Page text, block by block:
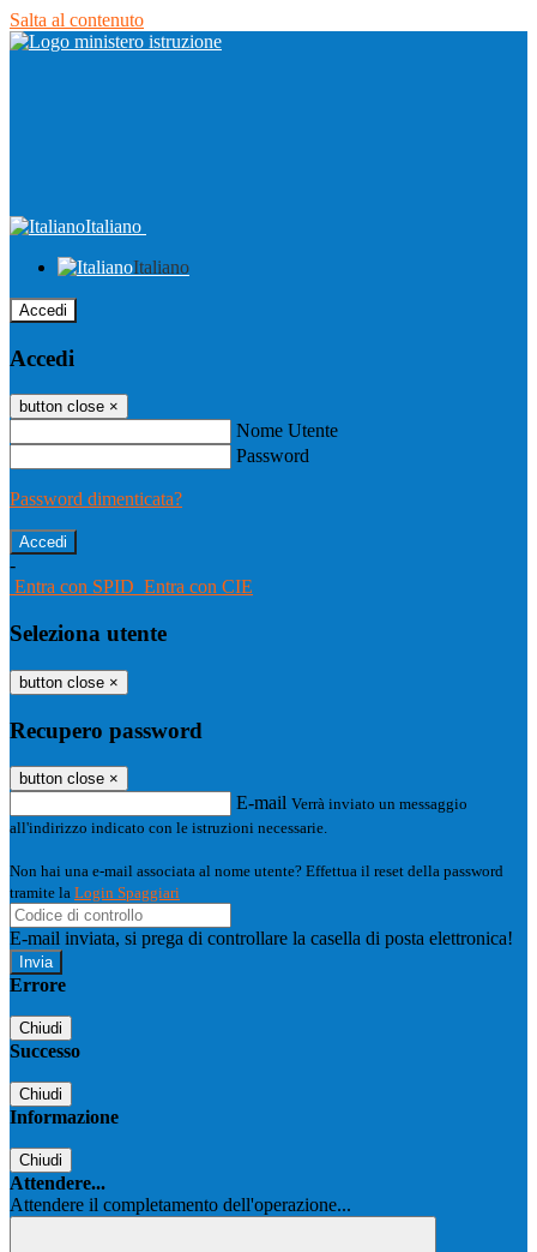
Salta al contenuto
Italiano
Italiano
Accedi
Accedi
button close ×
Nome Utente
Password
Password dimenticata?
-
Entra con SPID Entra con CIE
Seleziona utente
button close ×
Recupero password
button close ×
E-mail Verrà inviato un messaggio
all'indirizzo indicato con le istruzioni necessarie.
Non hai una e-mail associata al nome utente? Effettua il reset della password
tramite la Login Spaggiari
E-mail inviata, si prega di controllare la casella di posta elettronica!
Errore
Chiudi
Successo
Chiudi
Informazione
Chiudi
Attendere...
Attendere il completamento dell'operazione...